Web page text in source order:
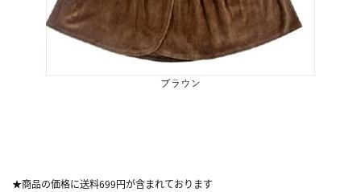
★商品の価格に送料699円が含まれております